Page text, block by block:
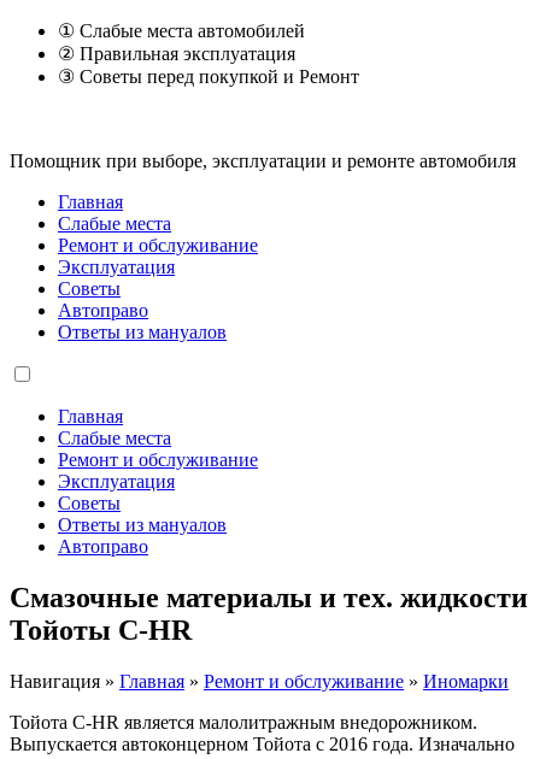
① Слабые места автомобилей
② Правильная эксплуатация
③ Советы перед покупкой и Ремонт
Помощник при выборе, эксплуатации и ремонте автомобиля
Главная
Слабые места
Ремонт и обслуживание
Эксплуатация
Советы
Автоправо
Ответы из мануалов
Главная
Слабые места
Ремонт и обслуживание
Эксплуатация
Советы
Ответы из мануалов
Автоправо
Смазочные материалы и тех. жидкости
Тойоты C-HR
Навигация » Главная » Ремонт и обслуживание » Иномарки
Тойота C-HR является малолитражным внедорожником.
Выпускается автоконцерном Тойота с 2016 года. Изначально